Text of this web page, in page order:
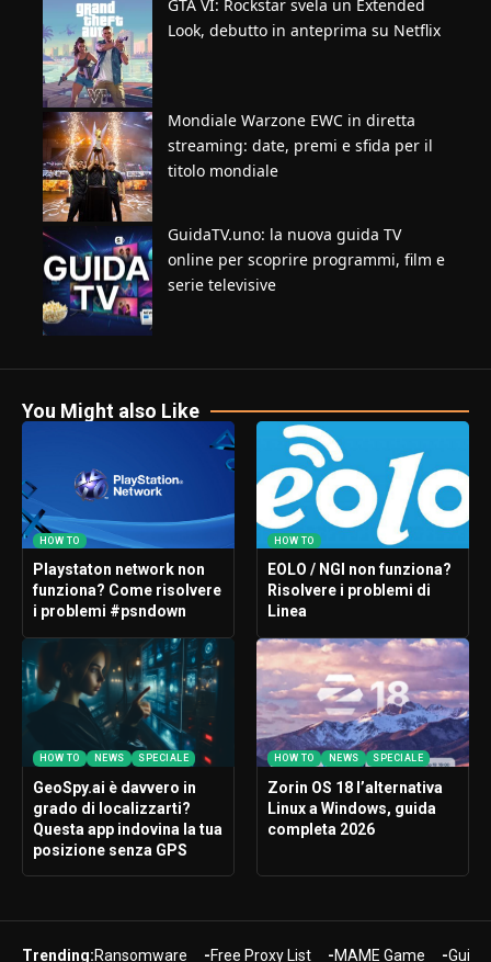
GTA VI: Rockstar svela un Extended
Look, debutto in anteprima su Netflix
Mondiale Warzone EWC in diretta
streaming: date, premi e sfida per il
titolo mondiale
GuidaTV.uno: la nuova guida TV
online per scoprire programmi, film e
serie televisive
You Might also Like
HOW TO
Playstaton network non
funziona? Come risolvere
i problemi #psndown
HOW TO
EOLO / NGI non funziona?
Risolvere i problemi di
Linea
HOW TO NEWS SPECIALE
GeoSpy.ai è davvero in
grado di localizzarti?
Questa app indovina la tua
posizione senza GPS
HOW TO NEWS SPECIALE
Zorin OS 18 l’alternativa
Linux a Windows, guida
completa 2026
Trending:Ransomware Free Proxy List MAME Game Guide